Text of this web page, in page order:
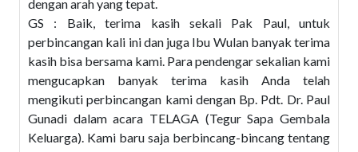
dengan arah yang tepat.
GS : Baik, terima kasih sekali Pak Paul, untuk
perbincangan kali ini dan juga Ibu Wulan banyak terima
kasih bisa bersama kami. Para pendengar sekalian kami
mengucapkan banyak terima kasih Anda telah
mengikuti perbincangan kami dengan Bp. Pdt. Dr. Paul
Gunadi dalam acara TELAGA (Tegur Sapa Gembala
Keluarga). Kami baru saja berbincang-bincang tentang